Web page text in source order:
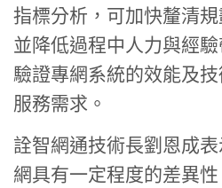
指標分析，可加快釐清
並降低過程中人力與經
驗證專網系統的效能及
服務需求。
詮智網通技術長劉恩成
網具有一定程度的差異